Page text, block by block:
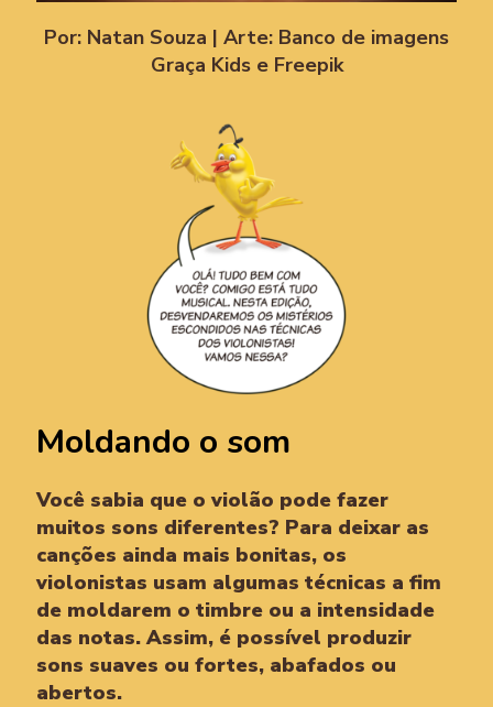
Por: Natan Souza | Arte: Banco de imagens
Graça Kids e Freepik
Moldando o som
Você sabia que o violão pode fazer
muitos sons diferentes? Para deixar as
canções ainda mais bonitas, os
violonistas usam algumas técnicas a fim
de moldarem o timbre ou a intensidade
das notas. Assim, é possível produzir
sons suaves ou fortes, abafados ou
abertos.